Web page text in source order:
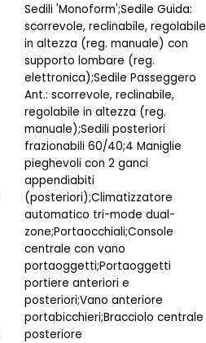
Sedili 'Monoform';Sedile Guida:
scorrevole, reclinabile, regolabile
in altezza (reg. manuale) con
supporto lombare (reg.
elettronica);Sedile Passeggero
Ant.: scorrevole, reclinabile,
regolabile in altezza (reg.
manuale);Sedili posteriori
frazionabili 60/40;4 Maniglie
pieghevoli con 2 ganci
appendiabiti
(posteriori);Climatizzatore
automatico tri-mode dual-
zone;Portaocchiali;Console
centrale con vano
portaoggetti;Portaoggetti
portiere anteriori e
posteriori;Vano anteriore
portabicchieri;Bracciolo centrale
posteriore